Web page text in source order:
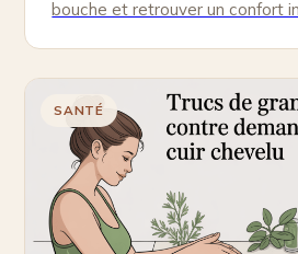
bouche et retrouver un confort
SANTÉ